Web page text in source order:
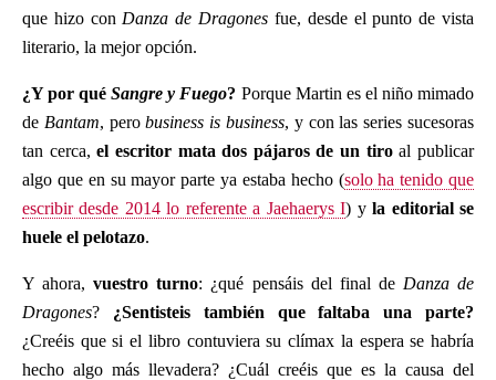
que hizo con Danza de Dragones fue, desde el punto de vista
literario, la mejor opción.
¿Y por quéSangre y Fuego? Porque Martin es el niño mimado
de Bantam, perobusiness is business, y con las series sucesoras
tan cerca,el escritor mata dos pájaros de un tiroal publicar
algo que en su mayor parte ya estaba hecho (solo ha tenido que
escribir desde 2014 lo referente a Jaehaerys I) yla editorial se
huele el pelotazo.
Y ahora,vuestro turno: ¿qué pensáis del final de Danza de
Dragones? ¿Sentisteis también que faltaba una parte?
¿Creéis que si el libro contuviera su clímax la espera se habría
hecho algo más llevadera? ¿Cuál creéis que es la causa del